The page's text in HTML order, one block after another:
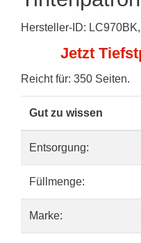
Hersteller-ID:
Jetzt
Reicht für: 350 Seiten.
Gut zu wissen
Entsorgung:
Füllmenge:
Marke: